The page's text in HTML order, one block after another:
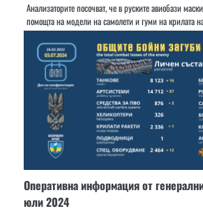
Анализаторите посочват, че в руските авиобази
помощта на модели на самолети и гуми на крилата
Оперативна информация от
юли 2024